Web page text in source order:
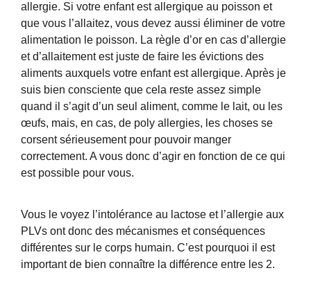
allergie. Si votre enfant est allergique au poisson et
que vous l’allaitez, vous devez aussi éliminer de votre
alimentation le poisson. La règle d’or en cas d’allergie
et d’allaitement est juste de faire les évictions des
aliments auxquels votre enfant est allergique. Après je
suis bien consciente que cela reste assez simple
quand il s’agit d’un seul aliment, comme le lait, ou les
œufs, mais, en cas, de poly allergies, les choses se
corsent sérieusement pour pouvoir manger
correctement. A vous donc d’agir en fonction de ce qui
est possible pour vous.
Vous le voyez l’intolérance au lactose et l’allergie aux
PLVs ont donc des mécanismes et conséquences
différentes sur le corps humain. C’est pourquoi il est
important de bien connaître la différence entre les 2.